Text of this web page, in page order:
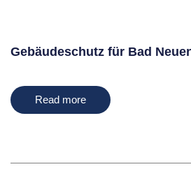
Gebäudeschutz für Bad
Read more